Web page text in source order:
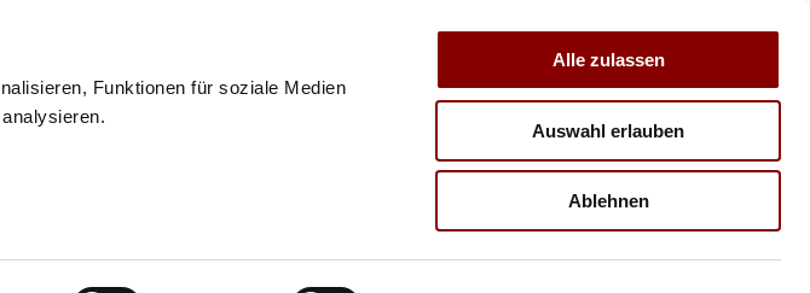
Funktionen für soziale Medien
Alle zulassen
Auswahl erlauben
Ablehnen
VERBAND TRAINER